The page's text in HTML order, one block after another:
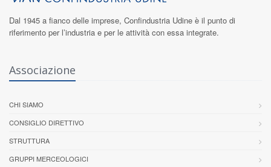
Dal 1945 a fianco delle imprese, Confindustria Udine è il punto di
riferimento per l’industria e per le attività con essa integrate.
Associazione
CHI SIAMO
CONSIGLIO DIRETTIVO
STRUTTURA
GRUPPI MERCEOLOGICI